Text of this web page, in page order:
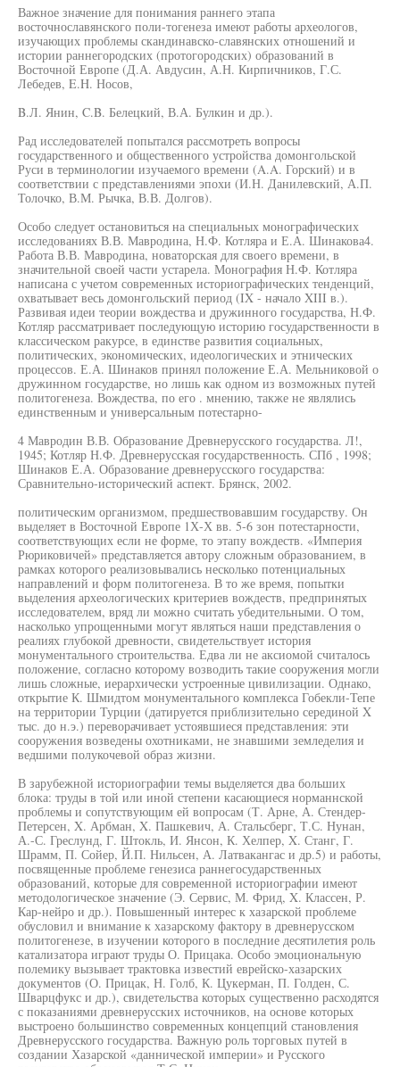
Важное значение для понимания раннего этапа
восточнославянского поли-тогенеза имеют работы археологов,
изучающих проблемы скандинавско-славянских отношений и
истории раннегородских (протогородских) образований в
Восточной Европе (Д.А. Авдусин, А.Н. Кирпичников, Г.С.
Лебедев, E.H. Носов,
B.Л. Янин, C.B. Белецкий, В.А. Булкин и др.).
Рад исследователей попытался рассмотреть вопросы
государственного и общественного устройства домонгольской
Руси в терминологии изучаемого времени (A.A. Горский) и в
соответствии с представлениями эпохи (И.Н. Данилевский, А.П.
Толочко, В.М. Рычка, В.В. Долгов).
Особо следует остановиться на специальных монографических
исследованиях В.В. Мавродина, Н.Ф. Котляра и Е.А. Шинакова4.
Работа В.В. Мавродина, новаторская для своего времени, в
значительной своей части устарела. Монография Н.Ф. Котляра
написана с учетом современных историографических тенденций,
охватывает весь домонгольский период (IX - начало XIII в.).
Развивая идеи теории вождества и дружинного государства, Н.Ф.
Котляр рассматривает последующую историю государственности в
классическом ракурсе, в единстве развития социальных,
политических, экономических, идеологических и этнических
процессов. Е.А. Шинаков принял положение Е.А. Мельниковой о
дружинном государстве, но лишь как одном из возможных путей
политогенеза. Вождества, по его . мнению, также не являлись
единственным и универсальным потестарно-
4 Мавродин В.В. Образование Древнерусского государства. Л!,
1945; Котляр Н.Ф. Древнерусская государственность. СПб , 1998;
Шинаков Е.А. Образование древнерусского государства:
Сравнительно-исторический аспект. Брянск, 2002.
политическим организмом, предшествовавшим государству. Он
выделяет в Восточной Европе 1Х-Х вв. 5-6 зон потестарности,
соответствующих если не форме, то этапу вождеств. «Империя
Рюриковичей» представляется автору сложным образованием, в
рамках которого реализовывались несколько потенциальных
направлений и форм политогенеза. В то же время, попытки
выделения археологических критериев вождеств, предпринятых
исследователем, вряд ли можно считать убедительными. О том,
насколько упрощенными могут являться наши представления о
реалиях глубокой древности, свидетельствует история
монументального строительства. Едва ли не аксиомой считалось
положение, согласно которому возводить такие сооружения могли
лишь сложные, иерархически устроенные цивилизации. Однако,
открытие К. Шмидтом монументального комплекса Гобекли-Тепе
на территории Турции (датируется приблизительно серединой X
тыс. до н.э.) переворачивает устоявшиеся представления: эти
сооружения возведены охотниками, не знавшими земледелия и
ведшими полукочевой образ жизни.
В зарубежной историографии темы выделяется два больших
блока: труды в той или иной степени касающиеся норманнской
проблемы и сопутствующим ей вопросам (Т. Арне, А. Стендер-
Петерсен, X. Арбман, X. Пашкевич, А. Стальсберг, Т.С. Нунан,
А.-С. Греслунд, Г. Штокль, И. Янсон, К. Хелпер, X. Станг, Г.
Шрамм, П. Сойер, Й.П. Нильсен, А. Латвакангас и др.5) и работы,
посвященные проблеме генезиса раннегосударственных
образований, которые для современной историографии имеют
методологическое значение (Э. Сервис, М. Фрид, X. Классен, Р.
Кар-нейро и др.). Повышенный интерес к хазарской проблеме
обусловил и внимание к хазарскому фактору в древнерусском
политогенезе, в изучении которого в последние десятилетия роль
катализатора играют труды О. Прицака. Особо эмоциональную
полемику вызывает трактовка известий еврейско-хазарских
документов (О. Прицак, Н. Голб, К. Цукерман, П. Голден, С.
Шварцфукс и др.), свидетельства которых существенно расходятся
с показаниями древнерусских источников, на основе которых
выстроено большинство современных концепций становления
Древнерусского государства. Важную роль торговых путей в
создании Хазарской «даннической империи» и Русского